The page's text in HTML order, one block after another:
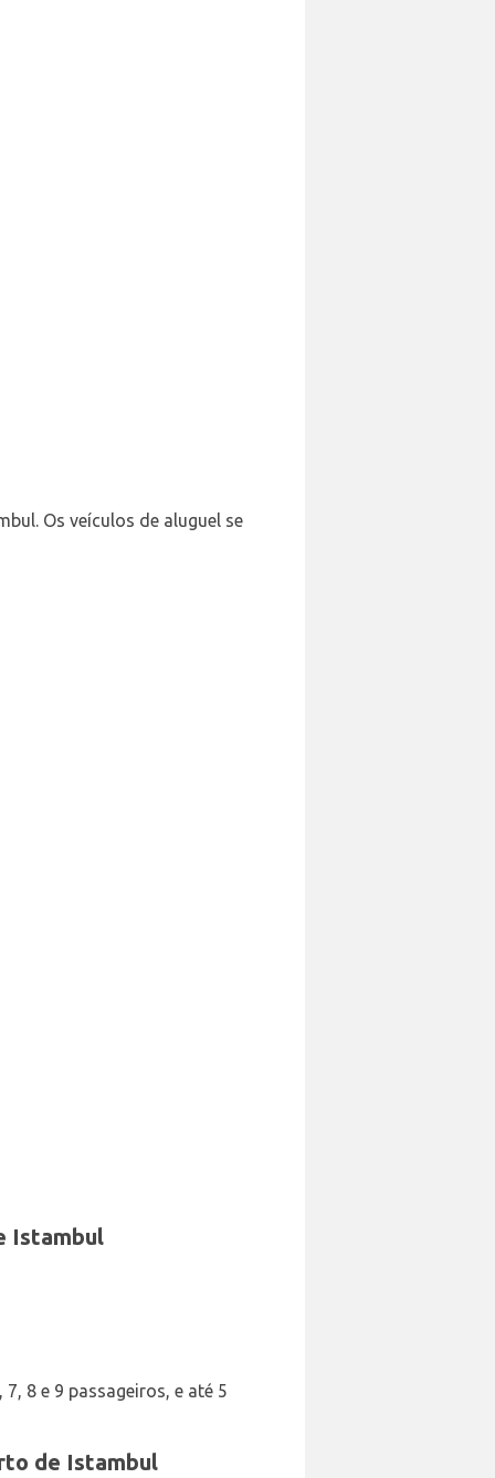
Os veículos de aluguel se
Istambul
8 e 9 passageiros, e até 5
de Istambul